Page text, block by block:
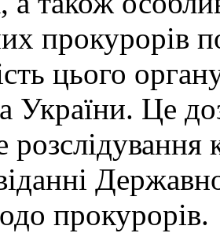
прокурорів
цього
України. Це
прокурорів.